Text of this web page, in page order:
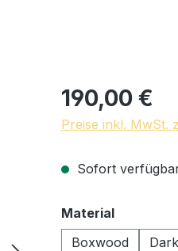
190,00 €
Preise inkl. MwSt.
Sofort
Materialauswählen
Boxwood